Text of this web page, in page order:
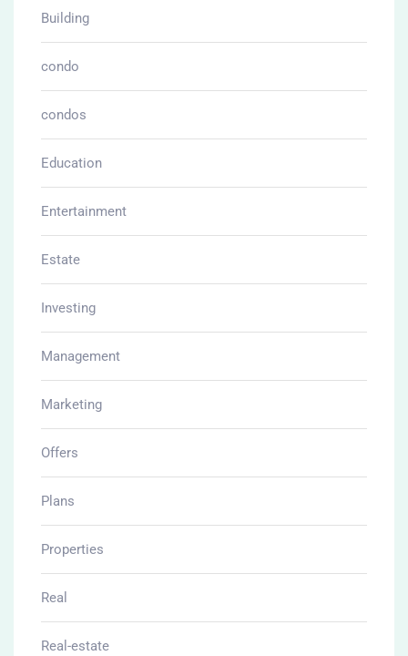
Building
condo
condos
Education
Entertainment
Estate
Investing
Management
Marketing
Offers
Plans
Properties
Real
Real-estate